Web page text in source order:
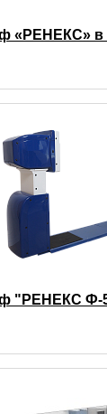
«РЕНЕКС» в
"РЕНЕКС Ф-